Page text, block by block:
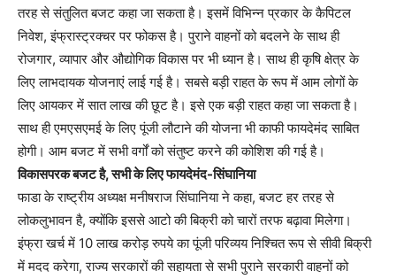
तरह से संतुलित बजट कहा जा सकता है। इसमें विभिन्न प्रकार के कैपिटल
निवेश, इंफ्रास्ट्रक्चर पर फोकस है। पुराने वाहनों को बदलने के साथ ही
रोजगार, व्यापार और औद्योगिक विकास पर भी ध्यान है। साथ ही कृषि क्षेत्र के
लिए लाभदायक योजनाएं लाई गई है। सबसे बड़ी राहत के रूप में आम लोगों के
लिए आयकर में सात लाख की छूट है। इसे एक बड़ी राहत कहा जा सकता है।
साथ ही एमएसएमई के लिए पूंजी लौटाने की योजना भी काफी फायदेमंद साबित
होगी। आम बजट में सभी वर्गों को संतुष्ट करने की कोशिश की गई है।
विकासपरक बजट है, सभी के लिए फायदेमंद-सिंघानिया
फाडा के राष्ट्रीय अध्यक्ष मनीषराज सिंघानिया ने कहा, बजट हर तरह से
लोकलुभावन है, क्योंकि इससे आटो की बिक्री को चारों तरफ बढ़ावा मिलेगा।
इंफ्रा खर्च में 10 लाख करोड़ रुपये का पूंजी परिव्यय निश्चित रूप से सीवी बिक्री
में मदद करेगा, राज्य सरकारों की सहायता से सभी पुराने सरकारी वाहनों को